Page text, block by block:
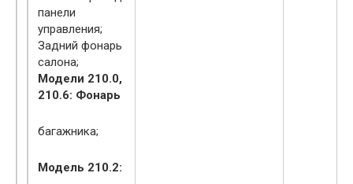
панели
управления;
Задний фонарь
салона;
Модели 210.0,
210.6: Фонарь
багажника;
Модель 210.2: